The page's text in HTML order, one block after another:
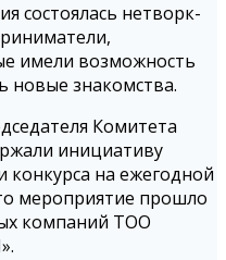
состоялась нетворк-
имели возможность
новые знакомства.
Комитета
инициативу
на ежегодной
мероприятие прошло
компаний ТОО